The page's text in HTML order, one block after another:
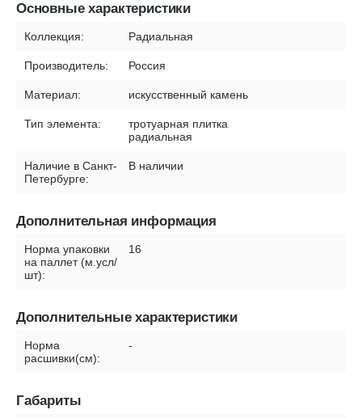
Основные характеристики
Коллекция: Радиальная
Производитель: Россия
Материал: искусственный камень
Тип элемента:
тротуарная плитка
радиальная
Наличие в Санкт-
Петербурге:
В наличии
Дополнительная информация
Норма упаковки
на паллет (м.усл/
шт):
16
Дополнительные характеристики
Норма
расшивки(см):
-
Габариты